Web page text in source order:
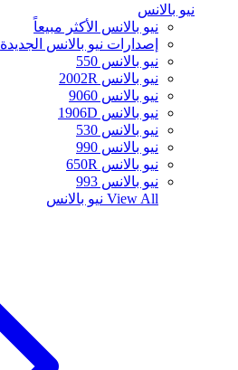
نيو بالانس
نيو بالانس الأكثر مبيعاً
إصدارات نيو بالانس الجديدة
نيو بالانس 550
نيو بالانس 2002R
نيو بالانس 9060
نيو بالانس 1906D
نيو بالانس 530
نيو بالانس 990
نيو بالانس 650R
نيو بالانس 993
View All نيو بالانس